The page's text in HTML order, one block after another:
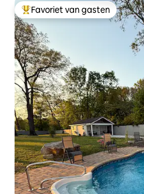
Topfavoriet van gasten
Favoriet van gasten